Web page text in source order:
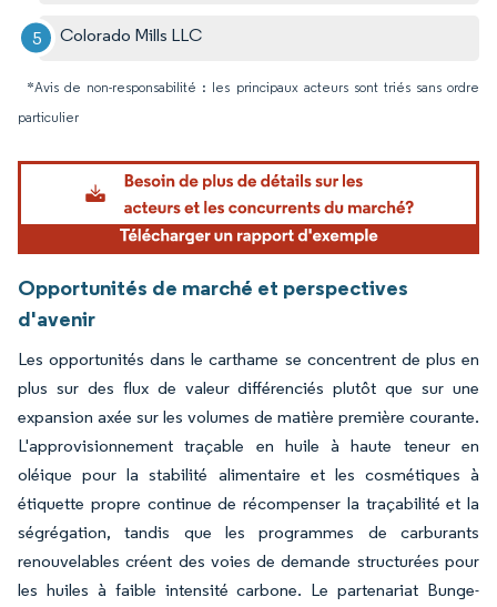
Colorado Mills LLC
*Avis de non-responsabilité : les principaux acteurs sont triés sans ordre
particulier
Opportunités de marché et perspectives
d'avenir
Les opportunités dans le carthame se concentrent de plus en
plus sur des flux de valeur différenciés plutôt que sur une
expansion axée sur les volumes de matière première courante.
L'approvisionnement traçable en huile à haute teneur en
oléique pour la stabilité alimentaire et les cosmétiques à
étiquette propre continue de récompenser la traçabilité et la
ségrégation, tandis que les programmes de carburants
renouvelables créent des voies de demande structurées pour
les huiles à faible intensité carbone. Le partenariat Bunge-